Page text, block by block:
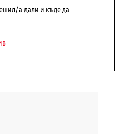
а дали и къде да